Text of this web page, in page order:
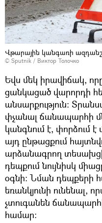
Վթարային կանգառի
© Sputnik / Виктор Толочко
Եվս մեկ իրավիճակ,
ցանկացած վարորդի
անսարքություն։
փչանալ ճանապարհի
կանգնում է, փորձում
այդ ընթացքում
արձանագրող
դեպքում նույնիսկ
օգնի։ Նման դեպքերի
եռանկյունի ունենալ,
չտուգանեն
համար։